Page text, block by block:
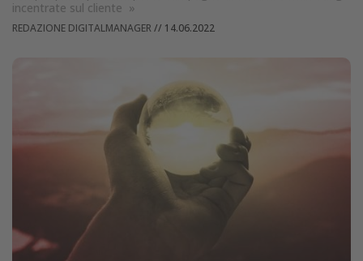
incentrate sul cliente »
REDAZIONE DIGITALMANAGER// 14.06.2022